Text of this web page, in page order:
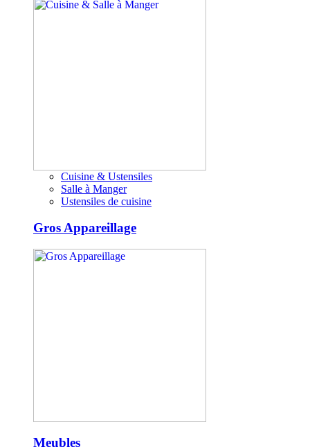
Cuisine & Ustensiles
Salle à Manger
Ustensiles de cuisine
Gros Appareillage
Meubles